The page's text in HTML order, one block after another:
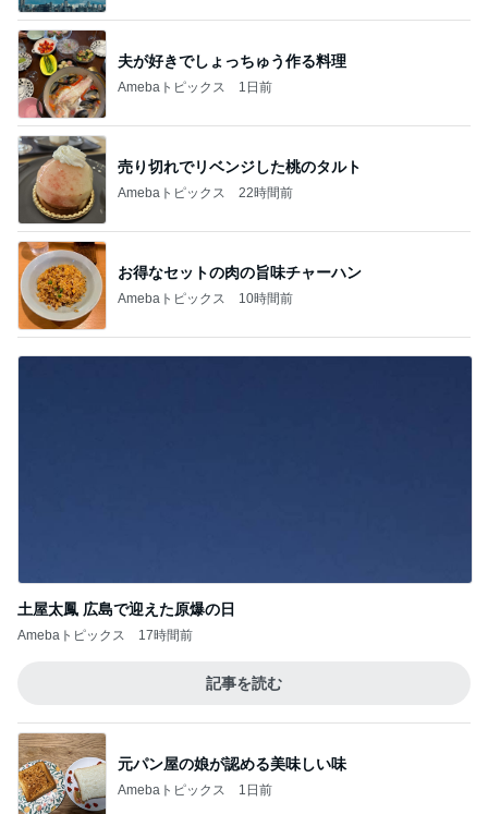
夫が好きでしょっちゅう作る料理
Amebaトピックス 1日前
売り切れでリベンジした桃のタルト
Amebaトピックス 22時間前
お得なセットの肉の旨味チャーハン
Amebaトピックス 10時間前
土屋太鳳 広島で迎えた原爆の日
Amebaトピックス 17時間前
記事を読む
元パン屋の娘が認める美味しい味
Amebaトピックス 1日前